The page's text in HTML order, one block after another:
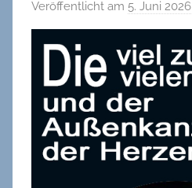
Veröffentlicht am 5. Juni 2026